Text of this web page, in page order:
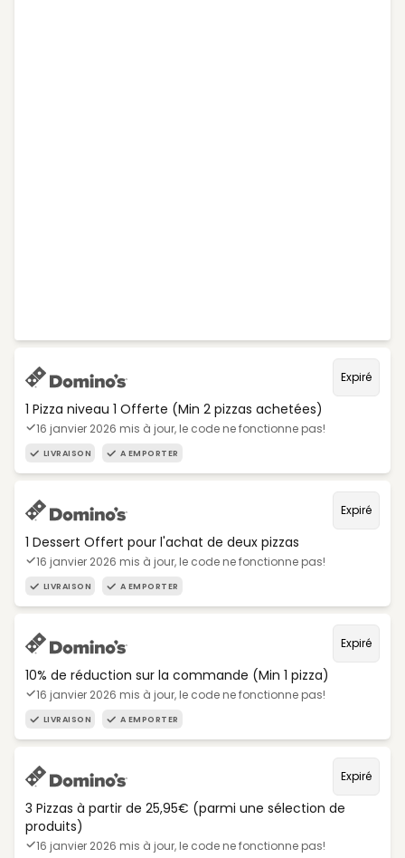
Expiré
1 Pizza niveau 1 Offerte (Min 2 pizzas achetées)
16 janvier 2026 mis à jour, le code ne fonctionne pas!
LIVRAISON A EMPORTER
Expiré
1 Dessert Offert pour l'achat de deux pizzas
16 janvier 2026 mis à jour, le code ne fonctionne pas!
LIVRAISON A EMPORTER
Expiré
10% de réduction sur la commande (Min 1 pizza)
16 janvier 2026 mis à jour, le code ne fonctionne pas!
LIVRAISON A EMPORTER
Expiré
3 Pizzas à partir de 25,95€ (parmi une sélection de
produits)
16 janvier 2026 mis à jour, le code ne fonctionne pas!